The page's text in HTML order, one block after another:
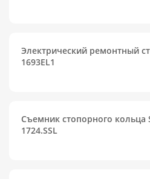
Электрический ремонтный
1693EL1
Съемник стопорного кольца
1724.SSL